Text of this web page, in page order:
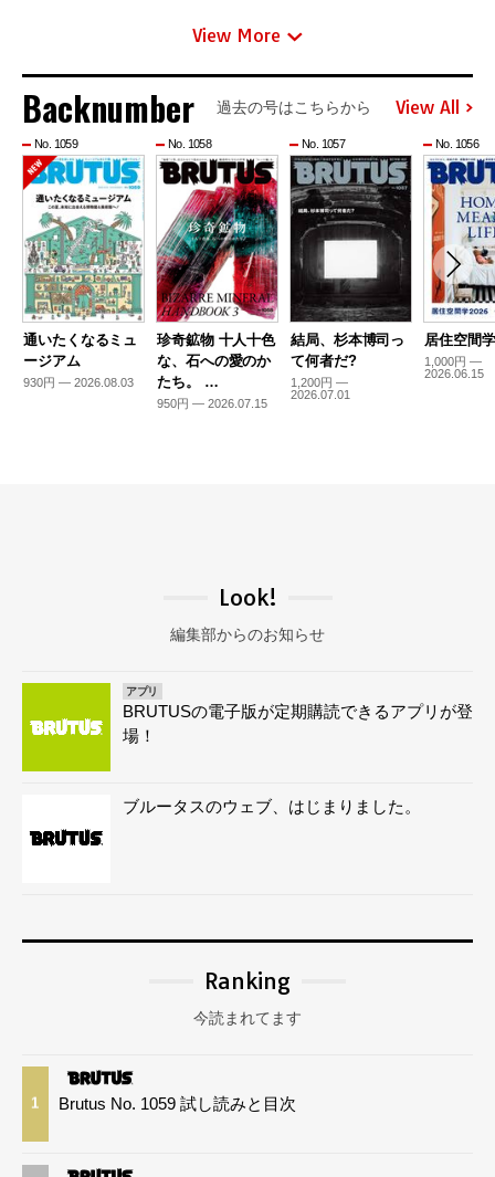
View More
Backnumber 過去の号はこちらから View All
No. 1059
通いたくなるミュ
ージアム
930円 — 2026.08.03
No. 1058
珍奇鉱物 十人十色
な、石への愛のか
たち。 …
950円 — 2026.07.15
No. 1057
結局、杉本博司っ
て何者だ?
1,200円 —
2026.07.01
No. 1056
居住空間
1,000円 —
2026.06.15
Look!
編集部からのお知らせ
アプリ
BRUTUSの電子版が定期購読できるアプリが登
場！
ブルータスのウェブ、はじまりました。
Ranking
今読まれてます
1 Brutus No. 1059 試し読みと目次